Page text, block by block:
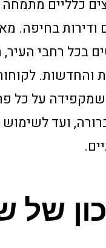
כלליים מתמחה
ודירות בחיפה.
בכל רחבי
והחדשות.
על כל
ועד לשימוש
של